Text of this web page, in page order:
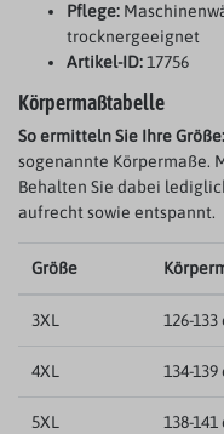
Pflege:
trocknergeeignet
Artikel-ID:17756
Körpermaßtabelle
So ermitteln Sie Ihre Größe:
sogenannte Körpermaße.
Behalten Sie dabei
aufrecht sowie entspannt.
Größe
3XL 126-133
4XL 134-139
5XL 138-141